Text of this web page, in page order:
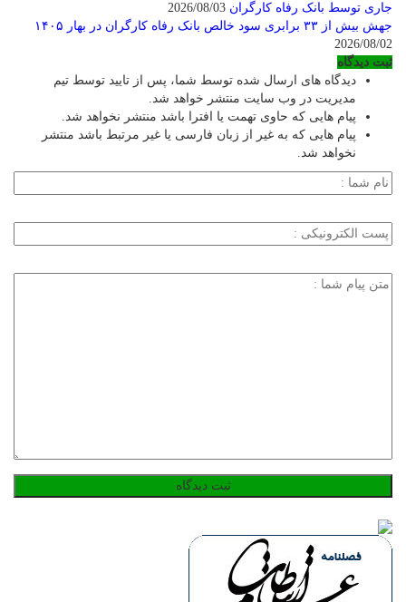
جاری توسط بانک رفاه کارگران
جهش بیش از ۳۳ برابری سود خالص بانک رفاه کارگران در بهار ۱۴۰۵
2026/08/02
ثبت دیدگاه
دیدگاه های ارسال شده توسط شما، پس از تایید توسط تیم
مدیریت در وب سایت منتشر خواهد شد.
پیام هایی که حاوی تهمت یا افترا باشد منتشر نخواهد شد.
پیام هایی که به غیر از زبان فارسی یا غیر مرتبط باشد منتشر
نخواهد شد.